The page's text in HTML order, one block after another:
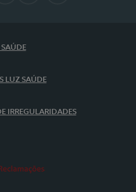
SAÚDE
LUZ SAÚDE
IRREGULARIDADES